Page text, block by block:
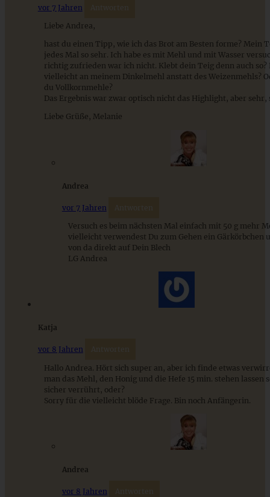
Glutenfreies Saaten-Nuss-Brot – einfach und blitzschnell
ZUM BEITRAG
Aprikosen-Schmandkuchen mit Streuseln - cremig und
fruchtig - der perfekte Sommerkuchen
ZUM BEITRAG
Klassische Spargelcremesuppe aus Spargel und
Spargelschalen ganz ohne Mehlschwitze
vor 7 Jahren Antworten
Liebe Andrea,
hast du einen Tipp, wie ich das Brot am Besten forme? Mein
jedes Mal so sehr. Ich habe es mit Mehl und mit Wasser
richtig zufrieden war ich nicht. Klebt dein Teig denn auch so?
vielleicht an meinem Dinkelmehl anstatt des Weizenmehls?
du Vollkornmehle?
Das Ergebnis war zwar optisch nicht das Highlight, aber sehr,
Liebe Grüße, Melanie
Andrea
vor 7 Jahren Antworten
Versuch es beim nächsten Mal einfach mit 50 g mehr
vielleicht verwendest Du zum Gehen ein Gärkörbchen
von da direkt auf Dein Blech
LG Andrea
Katja
vor 8 Jahren Antworten
Hallo Andrea. Hört sich super an, aber ich finde etwas
man das Mehl, den Honig und die Hefe 15 min. stehen lassen
sicher verrührt, oder?
Sorry für die vielleicht blöde Frage. Bin noch Anfängerin.
Andrea
vor 8 Jahren Antworten